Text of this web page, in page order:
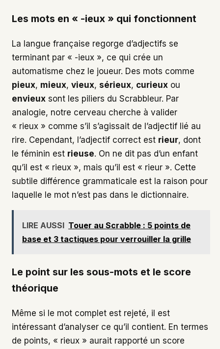
Les mots en « -ieux » qui fonctionnent
La langue française regorge d’adjectifs se
terminant par « -ieux », ce qui crée un
automatisme chez le joueur. Des mots comme
pieux, mieux, vieux, sérieux, curieux ou
envieux sont les piliers du Scrabbleur. Par
analogie, notre cerveau cherche à valider
« rieux » comme s’il s’agissait de l’adjectif lié au
rire. Cependant, l’adjectif correct est rieur, dont
le féminin est rieuse. On ne dit pas d’un enfant
qu’il est « rieux », mais qu’il est « rieur ». Cette
subtile différence grammaticale est la raison pour
laquelle le mot n’est pas dans le dictionnaire.
LIRE AUSSI Touer au Scrabble : 5 points de
base et 3 tactiques pour verrouiller la grille
Le point sur les sous-mots et le score
théorique
Même si le mot complet est rejeté, il est
intéressant d’analyser ce qu’il contient. En termes
de points, « rieux » aurait rapporté un score